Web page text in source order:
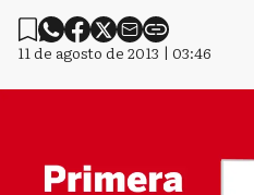
11 de agosto de 2013 | 03:46